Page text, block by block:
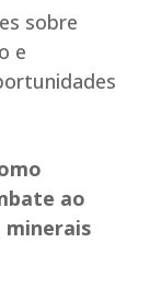
sobre
e
ao
minerais